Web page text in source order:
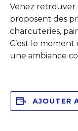
Venez retrouver
proposent des
charcuteries,
C’est le moment
une ambiance
AJOUTER